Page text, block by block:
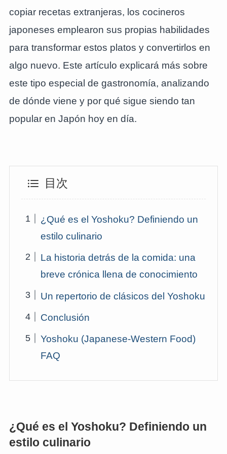
copiar recetas extranjeras, los cocineros
japoneses emplearon sus propias habilidades
para transformar estos platos y convertirlos en
algo nuevo. Este artículo explicará más sobre
este tipo especial de gastronomía, analizando
de dónde viene y por qué sigue siendo tan
popular en Japón hoy en día.
目次
¿Qué es el Yoshoku? Definiendo un
estilo culinario
La historia detrás de la comida: una
breve crónica llena de conocimiento
Un repertorio de clásicos del Yoshoku
Conclusión
Yoshoku (Japanese-Western Food)
FAQ
¿Qué es el Yoshoku? Definiendo un
estilo culinario